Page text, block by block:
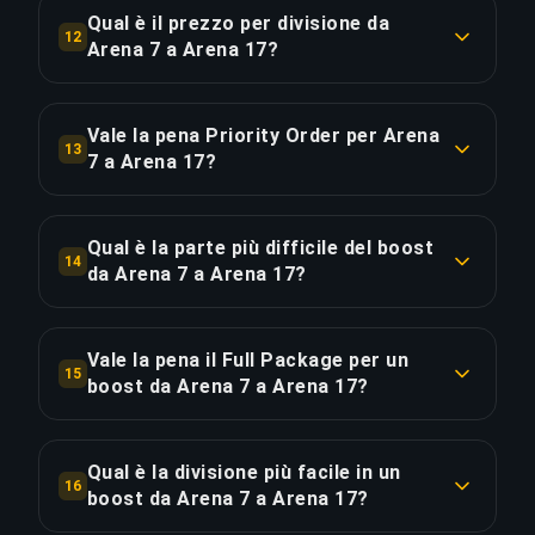
COPIA LINK
Order risparmi ~7.5 ore per il 20% in più.
COPIA LINK
12
Qual è il prezzo per divisione da
Arena 7 a Arena 17?
divisione su 10 divisioni. Totale: €187.91.
COPIA LINK
13
Vale la pena Priority Order per Arena
7 a Arena 17?
consegna del 25% più rapida, risparmiando circa
7.5 ore. Equivale a €5.01 per ora risparmiata.
14
Qual è la parte più difficile del boost
da Arena 7 a Arena 17?
Arena 15, 2x più difficile delle divisioni iniziali
vicino a Arena 7. I nostri ultimate champion
perdano in questo range di rank per garantire una
progressione costante.
15
Vale la pena il Full Package per un
boost da Arena 7 a Arena 17?
più rispetto allo Standard. Aggiunge lo streaming
live per guardare i tuoi ultimate champion players
16
Qual è la divisione più facile in un
boost da Arena 7 a Arena 17?